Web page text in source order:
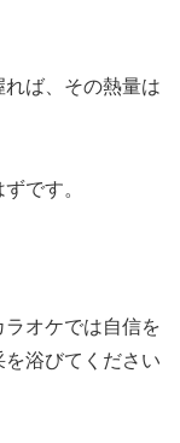
ば、その熱量は
です。
オケでは自信を
浴びてください